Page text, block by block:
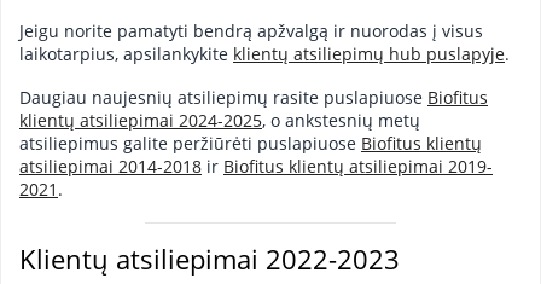
Jeigu norite pamatyti bendrą apžvalgą ir nuorodas į visus
laikotarpius, apsilankykite klientų atsiliepimų hub puslapyje.
Daugiau naujesnių atsiliepimų rasite puslapiuose Biofitus
klientų atsiliepimai 2024-2025, o ankstesnių metų
atsiliepimus galite peržiūrėti puslapiuose Biofitus klientų
atsiliepimai 2014-2018 ir Biofitus klientų atsiliepimai 2019-
2021 .
Klientų atsiliepimai 2022-2023